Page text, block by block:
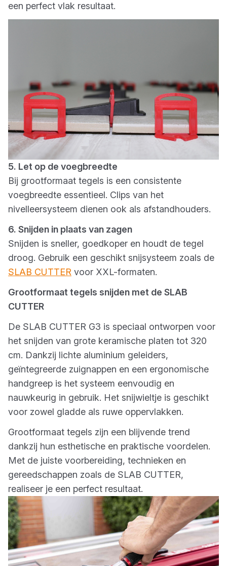
een perfect vlak resultaat.
5. Let op de voegbreedte
Bij grootformaat tegels is een consistente
voegbreedte essentieel. Clips van het
nivelleersysteem dienen ook als afstandhouders.
6. Snijden in plaats van zagen
Snijden is sneller, goedkoper en houdt de tegel
droog. Gebruik een geschikt snijsysteem zoals de
SLAB CUTTER voor XXL-formaten.
Grootformaat tegels snijden met de SLAB
CUTTER
De SLAB CUTTER G3 is speciaal ontworpen voor
het snijden van grote keramische platen tot 320
cm. Dankzij lichte aluminium geleiders,
geïntegreerde zuignappen en een ergonomische
handgreep is het systeem eenvoudig en
nauwkeurig in gebruik. Het snijwieltje is geschikt
voor zowel gladde als ruwe oppervlakken.
Grootformaat tegels zijn een blijvende trend
dankzij hun esthetische en praktische voordelen.
Met de juiste voorbereiding, technieken en
gereedschappen zoals de SLAB CUTTER,
realiseer je een perfect resultaat.